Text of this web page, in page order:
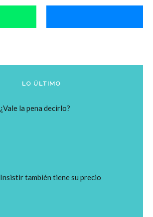
LO ÚLTIMO
¿Vale la pena decirlo?
Insistir también tiene su precio